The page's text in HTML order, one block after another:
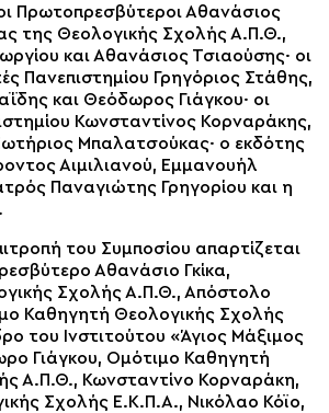
Πρωτοπρεσβύτεροι Αθανάσιος
της Θεολογικής Σχολής Α.Π.Θ.,
και Αθανάσιος Τσιαούσης· οι
Πανεπιστημίου Γρηγόριος Στάθης,
και Θεόδωρος Γιάγκου· οι
Κωνσταντίνος Κορναράκης,
Μπαλατσούκας· ο εκδότης
Αιμιλιανού, Εμμανουήλ
Παναγιώτης Γρηγορίου και η
του Συμποσίου απαρτίζεται
Αθανάσιο Γκίκα,
Σχολής Α.Π.Θ., Απόστολο
Καθηγητή Θεολογικής Σχολής
του Ινστιτούτου «Άγιος Μάξιμος
Γιάγκου, Ομότιμο Καθηγητή
Α.Π.Θ., Κωνσταντίνο Κορναράκη,
Σχολής Ε.Κ.Π.Α., Νικόλαο Κόϊο,